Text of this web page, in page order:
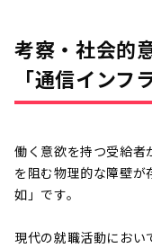
考察・社会的
「通信インフ
働く意欲を持つ受給者
を阻む物理的な障壁が
如」です。
現代の就職活動におい